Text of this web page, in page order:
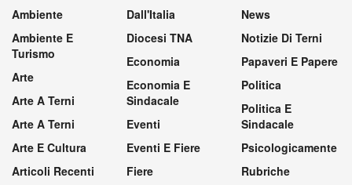
Ambiente
Ambiente E
Turismo
Arte
Arte A Terni
Arte A Terni
Arte E Cultura
Articoli Recenti
Dall'Italia
Diocesi TNA
Economia
Economia E
Sindacale
Eventi
Eventi E Fiere
Fiere
News
Notizie Di Terni
Papaveri E Papere
Politica
Politica E
Sindacale
Psicologicamente
Rubriche